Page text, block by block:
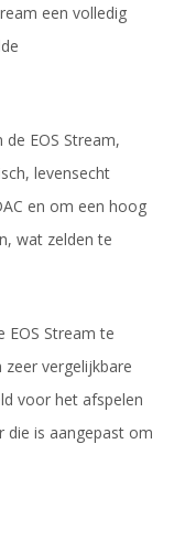
een volledig
EOS Stream,
levensecht
en om een hoog
wat zelden te
Stream te
vergelijkbare
voor het afspelen
die is aangepast om